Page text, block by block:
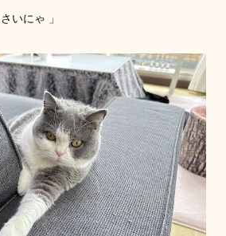
いにゃ 」